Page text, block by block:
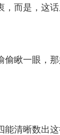
，而是，这
偷瞅一眼，
能清晰数出